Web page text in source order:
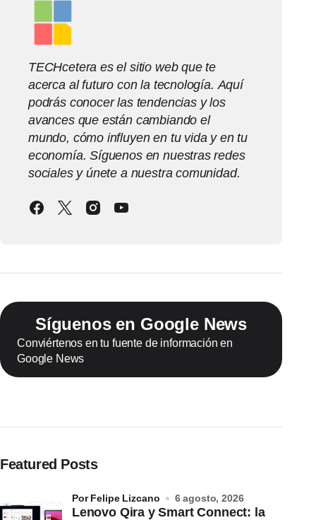
TECHcetera es el sitio web que te
acerca al futuro con la tecnología. Aquí
podrás conocer las tendencias y los
avances que están cambiando el
mundo, cómo influyen en tu vida y en tu
economía. Síguenos en nuestras redes
sociales y únete a nuestra comunidad.
Síguenos en Google News
Conviértenos en tu fuente de información en
Google News
Featured Posts
Lenovo Qira y Smart Connect: la
por Felipe Lizcano 6 agosto, 2026